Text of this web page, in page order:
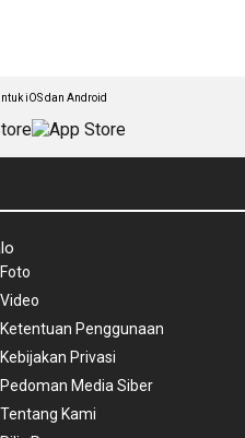
iOS dan Android
Foto
Video
Ketentuan Penggunaan
Kebijakan Privasi
Pedoman Media Siber
Tentang Kami